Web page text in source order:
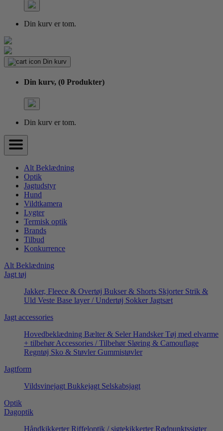
Din kurv er tom.
Din kurv
Din kurv, (0 Produkter)
Din kurv er tom.
Alt Beklædning
Optik
Jagtudstyr
Hund
Vildtkamera
Lygter
Termisk optik
Brands
Tilbud
Konkurrence
Alt Beklædning
Jagt tøj
Jakker, Fleece & Overtøj Bukser & Shorts Skjorter Strik &
Uld Veste Base layer / Undertøj Sokker Jagtsæt
Jagt accessories
Hovedbeklædning Bælter & Seler Handsker Tøj med elvarme
+ tilbehør Accessories / Tilbehør Sløring & Camouflage
Regntøj Sko & Støvler Gummistøvler
Jagtform
Vildsvinejagt Bukkejagt Selskabsjagt
Optik
Dagoptik
Håndkikkerter Riffeloptik / sigtekikkerter Rødpunktssigter